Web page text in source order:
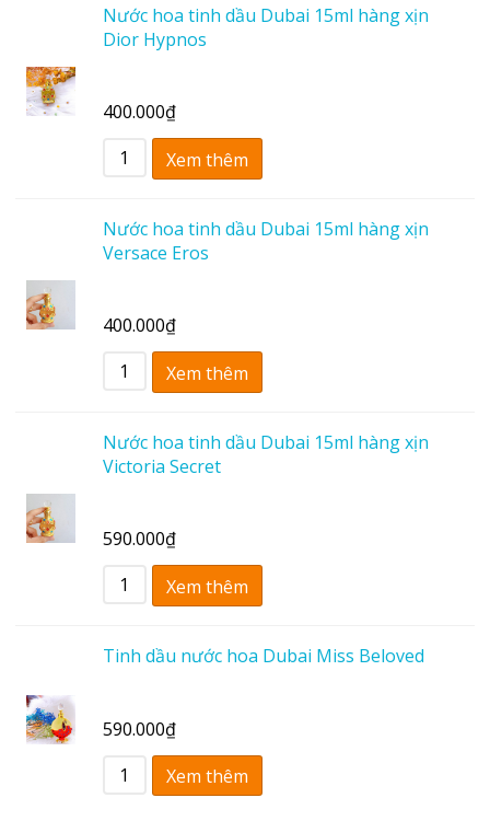
Nước hoa tinh dầu Dubai 15ml hàng xịn
Dior Hypnos
400.000₫
Xem thêm
Nước hoa tinh dầu Dubai 15ml hàng xịn
Versace Eros
400.000₫
Xem thêm
Nước hoa tinh dầu Dubai 15ml hàng xịn
Victoria Secret
590.000₫
Xem thêm
Tinh dầu nước hoa Dubai Miss Beloved
590.000₫
Xem thêm